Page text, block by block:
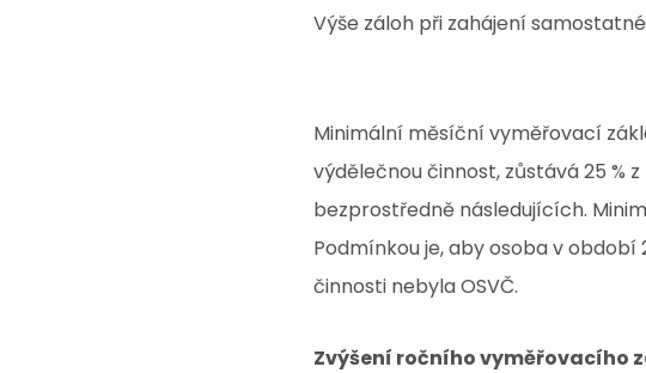
Výše záloh při zahájení
Minimální měsíční vyměřovací
výdělečnou činnost, zůstává 25 %
bezprostředně následujících.
Podmínkou je, aby osoba v
činnosti nebyla OSVČ.
Zvýšení ročního vyměřovacího